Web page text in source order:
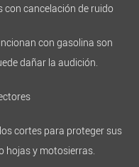
con cancelación de ruido
con gasolina son
dañar la audición.
cortes para proteger sus
hojas y motosierras.